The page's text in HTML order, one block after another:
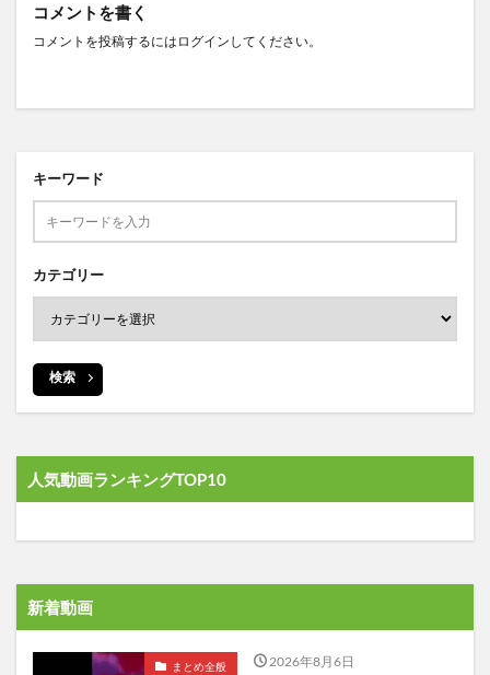
コメントを書く
コメントを投稿するには ログイン してください。
キーワード
カテゴリー
検索
人気動画ランキングTOP10
新着動画
まとめ全般 2026年8月6日